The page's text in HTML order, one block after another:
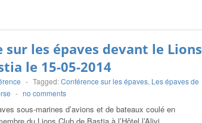
sur les épaves devant le Lions
le 15-05-2014
- Tagged:Conférence sur les épaves, Les épaves de
- no comments
sous-marines d’avions et de bateaux coulé en